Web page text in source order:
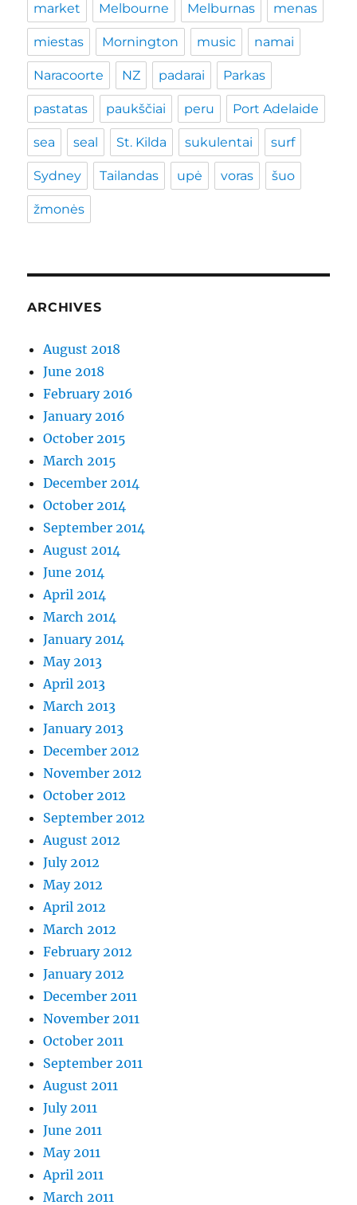
market Melbourne Melburnas menas
miestas Mornington music namai
Naracoorte NZ padarai Parkas
pastatas paukščiai peru Port Adelaide
sea seal St. Kilda sukulentai surf
Sydney Tailandas upė voras šuo
žmonės
ARCHIVES
August 2018
June 2018
February 2016
January 2016
October 2015
March 2015
December 2014
October 2014
September 2014
August 2014
June 2014
April 2014
March 2014
January 2014
May 2013
April 2013
March 2013
January 2013
December 2012
November 2012
October 2012
September 2012
August 2012
July 2012
May 2012
April 2012
March 2012
February 2012
January 2012
December 2011
November 2011
October 2011
September 2011
August 2011
July 2011
June 2011
May 2011
April 2011
March 2011